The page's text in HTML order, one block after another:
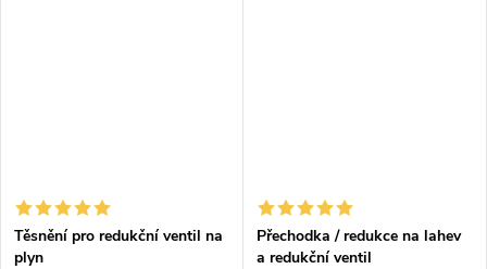
Těsnění pro redukční ventil na
plyn
Přechodka / redukce na lahev
a redukční ventil